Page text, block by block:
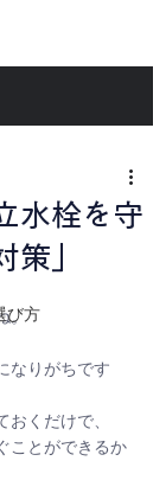
び方
水栓を守
策」
。
なりがちです
おくだけで、
ことができるか